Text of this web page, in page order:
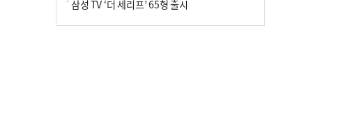
삼성 TV ‘더 세리프’ 65형 출시